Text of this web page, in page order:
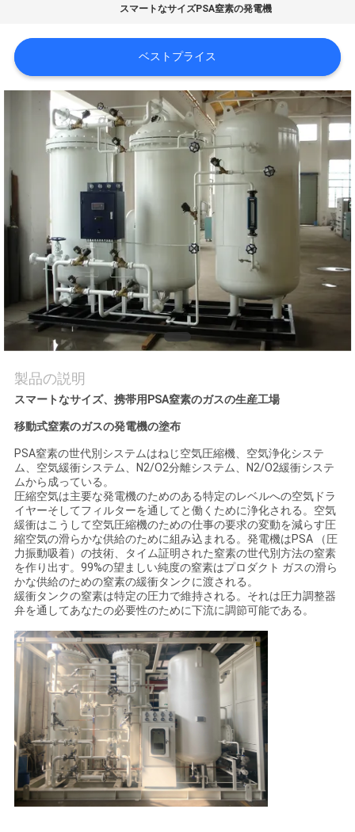
品
理
お
い
合
せ
ニ
ュ
ー
ス
事
件
引
金
を
求
め
スマートなサイズPSA窒素の発電機
ベストプライス
製品の説明
スマートなサイズ、携帯用PSA窒素のガスの生産工場
移動式窒素のガスの発電機の塗布
PSA窒素の世代別システムはねじ空気圧縮機、空気浄化システ
ム、空気緩衝システム、N2/O2分離システム、N2/O2緩衝システ
ムから成っている。
圧縮空気は主要な発電機のためのある特定のレベルへの空気ドラ
イヤーそしてフィルターを通してと働くために浄化される。空気
緩衝はこうして空気圧縮機のための仕事の要求の変動を減らす圧
縮空気の滑らかな供給のために組み込まれる。発電機はPSA （圧
力振動吸着）の技術、タイム証明された窒素の世代別方法の窒素
を作り出す。99%の望ましい純度の窒素はプロダクト ガスの滑ら
かな供給のための窒素の緩衝タンクに渡される。
緩衝タンクの窒素は特定の圧力で維持される。それは圧力調整器
弁を通してあなたの必要性のために下流に調節可能である。